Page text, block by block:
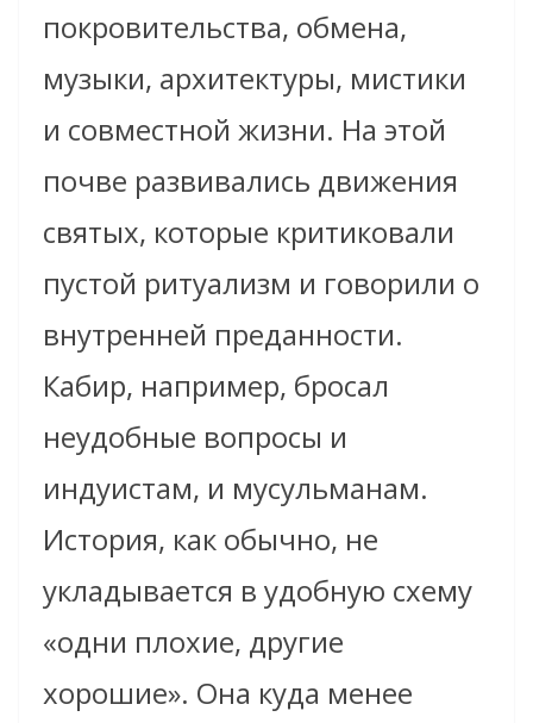
покровительства, обмена,
музыки, архитектуры, мистики
и совместной жизни. На этой
почве развивались движения
святых, которые критиковали
пустой ритуализм и говорили о
внутренней преданности.
Кабир, например, бросал
неудобные вопросы и
индуистам, и мусульманам.
История, как обычно, не
укладывается в удобную схему
«одни плохие, другие
хорошие». Она куда менее